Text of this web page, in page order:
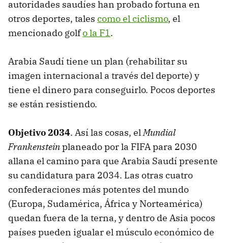
autoridades saudíes han probado fortuna en
otros deportes, tales como el ciclismo, el
mencionado golfo la F1.
Arabia Saudí tiene un plan (rehabilitar su
imagen internacional a través del deporte) y
tiene el dinero para conseguirlo. Pocos deportes
se están resistiendo.
Objetivo 2034. Así las cosas, elMundial
Frankensteinplaneado por la FIFA para 2030
allana el camino para que Arabia Saudí presente
su candidatura para 2034. Las otras cuatro
confederaciones más potentes del mundo
(Europa, Sudamérica, África y Norteamérica)
quedan fuera de la terna, y dentro de Asia pocos
países pueden igualar el músculo económico de